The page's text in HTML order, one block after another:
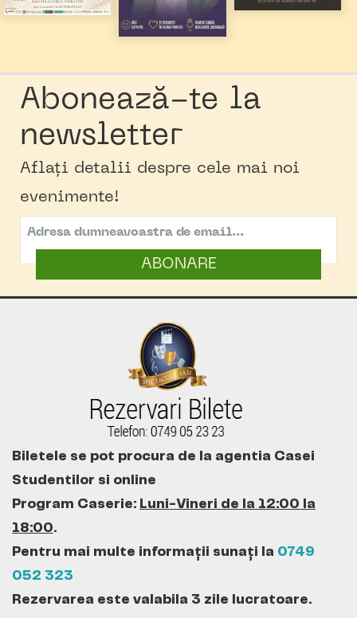
Abonează-te la
newsletter
Aflați detalii despre cele mai noi
evenimente!
ABONARE
Biletele se pot procura de la agentia Casei
Studentilor si online
Program Caserie: Luni-Vineri de la 12:00 la
18:00.
Pentru mai multe informații sunați la 0749
052 323
Rezervarea este valabila 3 zile lucratoare.